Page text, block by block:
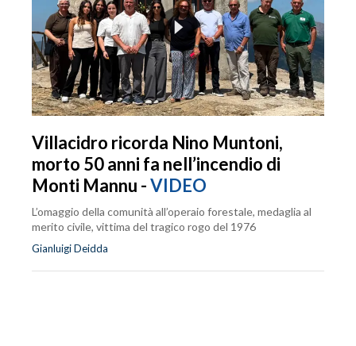
Villacidro ricorda Nino Muntoni,
morto 50 anni fa nell’incendio di
Monti Mannu -VIDEO
L’omaggio della comunità all’operaio forestale, medaglia al
merito civile, vittima del tragico rogo del 1976
Gianluigi Deidda